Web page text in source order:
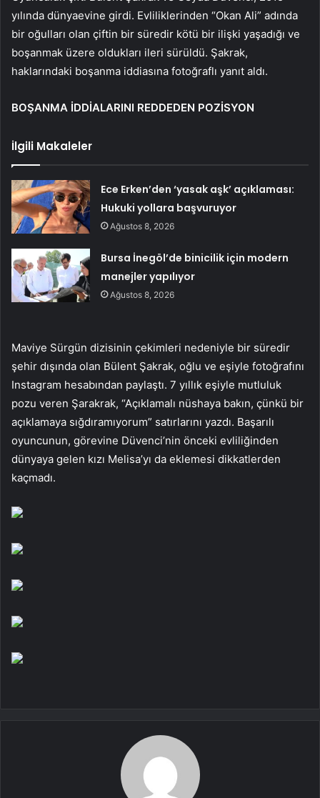
yılında dünyaevine girdi. Evliliklerinden “Okan Ali” adında
bir oğulları olan çiftin bir süredir kötü bir ilişki yaşadığı ve
boşanmak üzere oldukları ileri sürüldü. Şakrak,
haklarındaki boşanma iddiasına fotoğraflı yanıt aldı.
BOŞANMA İDDİALARINI REDDEDEN POZİSYON
İlgili Makaleler
Ece Erken’den ‘yasak aşk’ açıklaması:
Hukuki yollara başvuruyor
Ağustos 8, 2026
Bursa İnegöl’de binicilik için modern
manejler yapılıyor
Ağustos 8, 2026
Maviye Sürgün dizisinin çekimleri nedeniyle bir süredir
şehir dışında olan Bülent Şakrak, oğlu ve eşiyle fotoğrafını
Instagram hesabından paylaştı. 7 yıllık eşiyle mutluluk
pozu veren Şarakrak, “Açıklamalı nüshaya bakın, çünkü bir
açıklamaya sığdıramıyorum” satırlarını yazdı. Başarılı
oyuncunun, görevine Düvenci’nin önceki evliliğinden
dünyaya gelen kızı Melisa’yı da eklemesi dikkatlerden
kaçmadı.